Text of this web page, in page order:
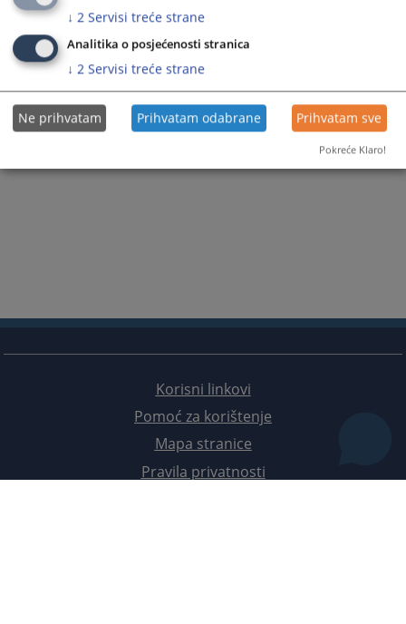
Korisni linkovi
Pomoć za korištenje
Mapa stranice
Pravila privatnosti
↓ 2 Servisi treće strane
Analitika o posjećenosti stranica
↓ 2 Servisi treće strane
Ne prihvatam Prihvatam odabrane Prihvatam sve
Pokreće Klaro!